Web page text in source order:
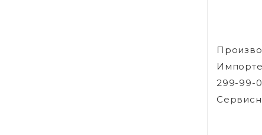
299-99-